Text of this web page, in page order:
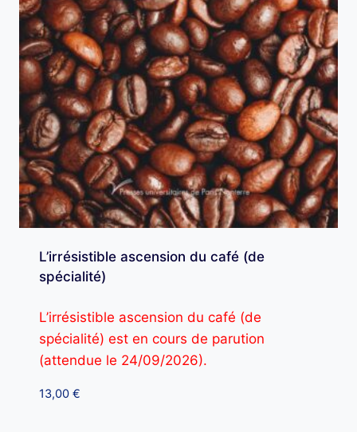
L’irrésistible ascension du café (de
spécialité)
L’irrésistible ascension du café (de
spécialité) est en cours de parution
(attendue le 24/09/2026).
13,00 €